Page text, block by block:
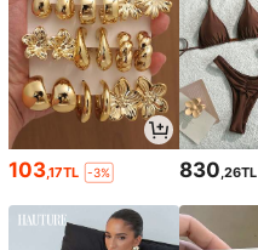
103,17TL -3% 830 ,26TL